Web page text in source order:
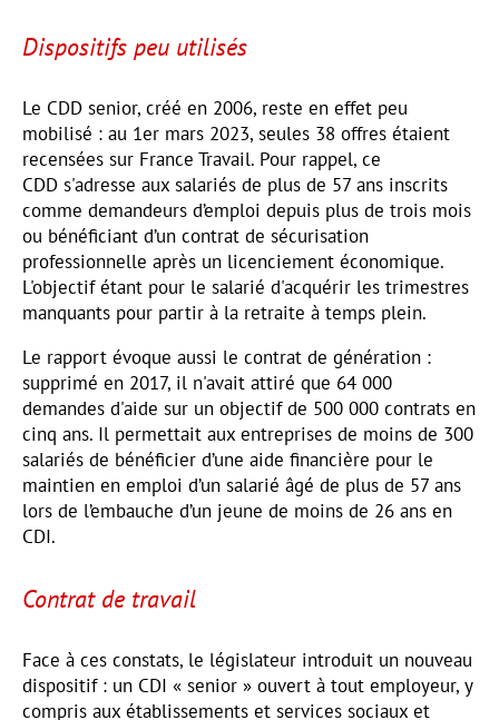
Dispositifs peu utilisés
Le CDD senior, créé en 2006, reste en effet peu
mobilisé : au 1er mars 2023, seules 38 offres étaient
recensées sur France Travail. Pour rappel, ce
CDD s'adresse aux salariés de plus de 57 ans inscrits
comme demandeurs d’emploi depuis plus de trois mois
ou bénéficiant d’un contrat de sécurisation
professionnelle après un licenciement économique.
L'objectif étant pour le salarié d'acquérir les trimestres
manquants pour partir à la retraite à temps plein.
Le rapport évoque aussi le contrat de génération :
supprimé en 2017, il n'avait attiré que 64 000
demandes d'aide sur un objectif de 500 000 contrats en
cinq ans. Il permettait aux entreprises de moins de 300
salariés de bénéficier d’une aide financière pour le
maintien en emploi d’un salarié âgé de plus de 57 ans
lors de l’embauche d’un jeune de moins de 26 ans en
CDI.
Contrat de travail
Face à ces constats, le législateur introduit un nouveau
dispositif : un CDI « senior » ouvert à tout employeur, y
compris aux établissements et services sociaux et